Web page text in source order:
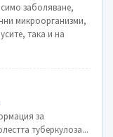
заболяване,
микроорганизми,
така и на
за
туберкулоза...